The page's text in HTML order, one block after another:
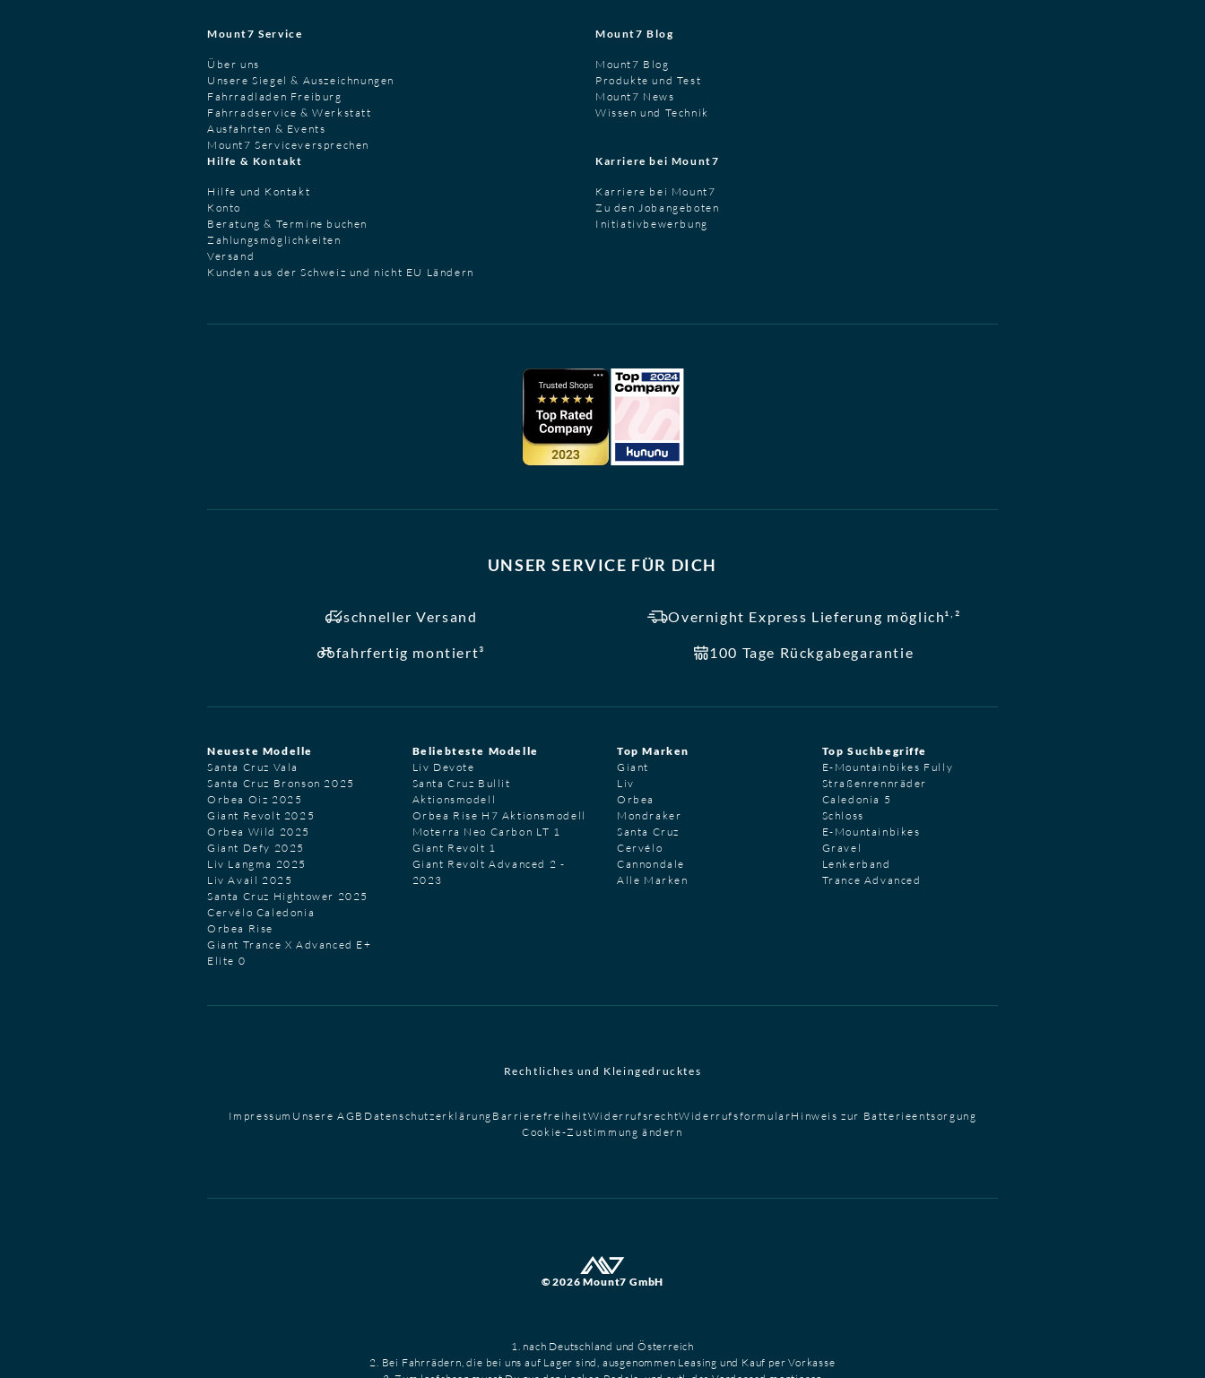
Mount7 Service
Über uns
Unsere Siegel & Auszeichnungen
Fahrradladen Freiburg
Fahrradservice & Werkstatt
Ausfahrten & Events
Mount7 Serviceversprechen
Mount7 Blog
Mount7 Blog
Produkte und Test
Mount7 News
Wissen und Technik
Hilfe & Kontakt
Hilfe und Kontakt
Konto
Beratung & Termine buchen
Zahlungsmöglichkeiten
Versand
Kunden aus der Schweiz und nicht EU Ländern
Karriere bei Mount7
Karriere bei Mount7
Zu den Jobangeboten
Initiativbewerbung
UNSER SERVICE FÜR DICH
schneller Versand Overnight Express Lieferung möglich¹, ²
fahrfertig montiert³ 100 Tage Rückgabegarantie
Neueste Modelle
Santa Cruz Vala
Santa Cruz Bronson 2025
Orbea Oiz 2025
Giant Revolt 2025
Orbea Wild 2025
Giant Defy 2025
Liv Langma 2025
Liv Avail 2025
Santa Cruz Hightower 2025
Cervélo Caledonia
Orbea Rise
Giant Trance X Advanced E+
Elite 0
Beliebteste Modelle
Liv Devote
Santa Cruz Bullit
Aktionsmodell
Orbea Rise H7 Aktionsmodell
Moterra Neo Carbon LT 1
Giant Revolt 1
Giant Revolt Advanced 2 -
2023
Top Marken
Giant
Liv
Orbea
Mondraker
Santa Cruz
Cervélo
Cannondale
Alle Marken
Top Suchbegriffe
E-Mountainbikes Fully
Straßenrennräder
Caledonia 5
Schloss
E-Mountainbikes
Gravel
Lenkerband
Trance Advanced
Rechtliches und Kleingedrucktes
Impressum Unsere AGB Datenschutzerklärung BarrierefreiheitWiderrufsrechtWiderrufsformularHinweis zur Batterieentsorgung
Cookie-Zustimmung ändern
© 2026 Mount7 GmbH
1. nach Deutschland und Österreich
2. Bei Fahrrädern, die bei uns auf Lager sind, ausgenommen Leasing und Kauf per Vorkasse